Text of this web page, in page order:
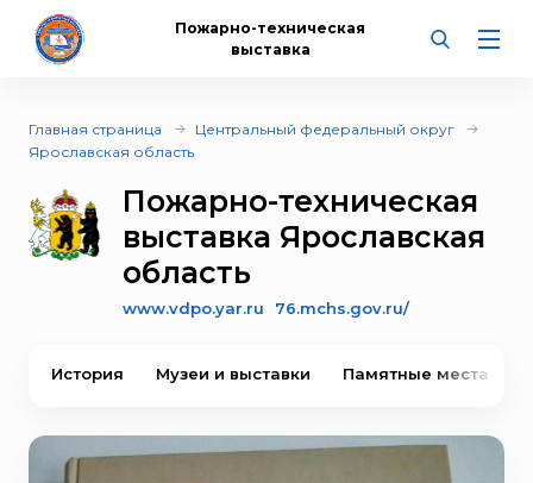
Пожарно-техническая
выставка
Главная страница
Центральный федеральный округ
Ярославская область
Пожарно-техническая
выставка Ярославская
область
www.vdpo.yar.ru 76.mchs.gov.ru/
История Музеи и выставки Памятные места